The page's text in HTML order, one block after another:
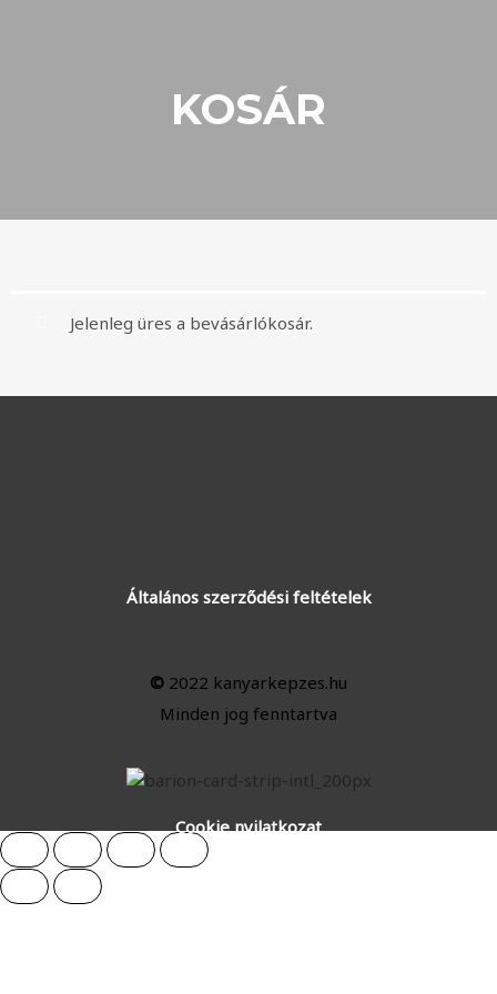
KOSÁR
Jelenleg üres a bevásárlókosár.
Általános szerződési feltételek
© 2022 kanyarkepzes.hu
Minden jog fenntartva
Cookie nyilatkozat